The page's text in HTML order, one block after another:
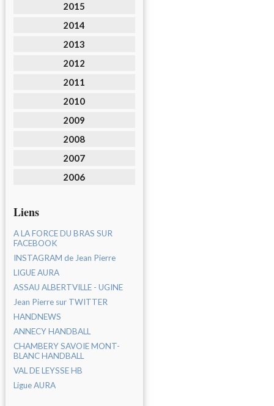
2015
2014
2013
2012
2011
2010
2009
2008
2007
2006
Liens
A LA FORCE DU BRAS SUR
FACEBOOK
INSTAGRAM de Jean Pierre
LIGUE AURA
ASSAU ALBERTVILLE - UGINE
Jean Pierre sur TWITTER
HANDNEWS
ANNECY HANDBALL
CHAMBERY SAVOIE MONT-
BLANC HANDBALL
VAL DE LEYSSE HB
Ligue AURA